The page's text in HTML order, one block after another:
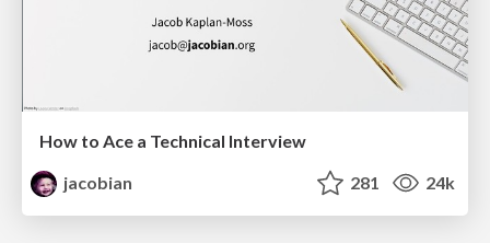
How to Ace a Technical Interview
jacobian
281 24k